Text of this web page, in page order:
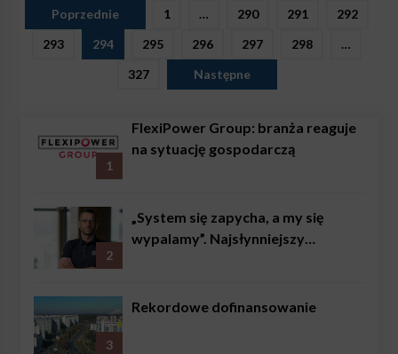
Stronicowanie
wpisów
Poprzednie 1 … 290 291
292
293
294 295 296 297 298
…
327
Następne
1
FlexiPower Group: branża reaguje
na sytuację gospodarczą
2
„System się zapycha, a my się
wypalamy”. Najsłynniejszy
problemem są nie tylko choroby
3
Rekordowe dofinansowanie